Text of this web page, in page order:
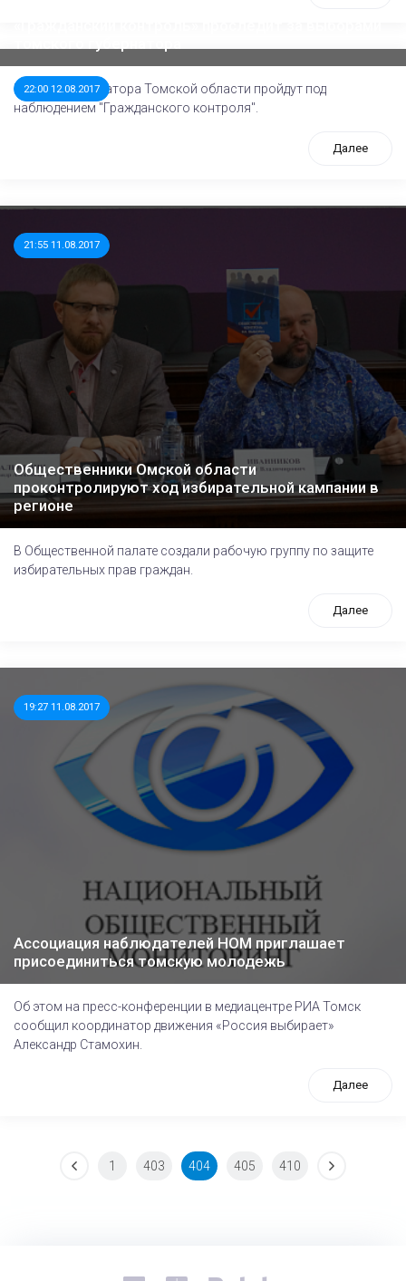
22:00 12.08.2017
Выборы губернатора Томской области пройдут под
наблюдением "Гражданского контроля".
Далее
21:55 11.08.2017
Общественники Омской области
проконтролируют ход избирательной кампании в
регионе
В Общественной палате создали рабочую группу по защите
избирательных прав граждан.
Далее
19:27 11.08.2017
Ассоциация наблюдателей НОМ приглашает
присоединиться томскую молодежь
Об этом на пресс-конференции в медиацентре РИА Томск
сообщил координатор движения «Россия выбирает»
Александр Стамохин.
Далее
1 403 404 405 410